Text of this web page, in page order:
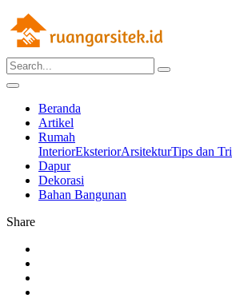
Beranda
Artikel
Rumah
InteriorEksteriorArsitekturTips dan
Dapur
Dekorasi
Bahan Bangunan
Share